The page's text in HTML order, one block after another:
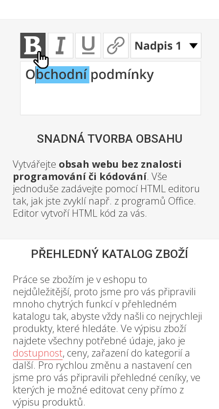
SNADNÁ TVORBA OBSAHU
Vytvářejte obsah webu bez znalosti
programování či kódování. Vše
jednoduše zadávejte pomocí HTML editoru
tak, jak jste zvyklí např. z programů Office.
Editor vytvoří HTML kód za vás.
PŘEHLEDNÝ KATALOG ZBOŽÍ
Práce se zbožím je v eshopu to
nejdůležitější, proto jsme pro vás připravili
mnoho chytrých funkcí v přehledném
katalogu tak, abyste vždy našli co nejrychleji
produkty, které hledáte. Ve výpisu zboží
najdete všechny potřebné údaje, jako je
dostupnost, ceny, zařazení do kategorií a
další. Pro rychlou změnu a nastavení cen
jsme pro vás připravili přehledné ceníky, ve
kterých je možné editovat ceny přímo z
výpisu produktů.